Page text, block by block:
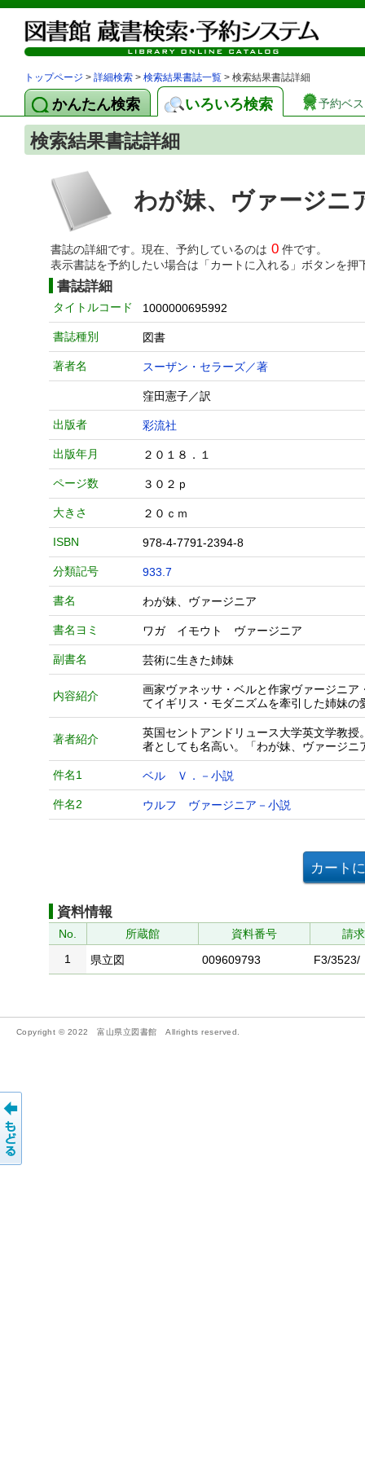
トップページ > 詳細検索 > 検索結果書誌一覧 > 検索結果書誌詳細
かんたん検索 いろいろ検索 予約ベ
検索結果書誌詳細
わが妹、ヴァージニ
書誌の詳細です。現在、予約しているのは 0 件です。
表示書誌を予約したい場合は「カートに入れる」ボタンを押
書誌詳細
タイトルコード 1000000695992
書誌種別 図書
著者名 スーザン・セラーズ／著
窪田憲子／訳
出版者 彩流社
出版年月 ２０１８．１
ページ数 ３０２ｐ
大きさ ２０ｃｍ
ISBN 978-4-7791-2394-8
分類記号 933.7
書名 わが妹、ヴァージニア
書名ヨミ ワガ イモウト ヴァージニア
副書名 芸術に生きた姉妹
内容紹介
画家ヴァネッサ・ベルと作家ヴァージニ
てイギリス・モダニズムを牽引した姉妹
著者紹介
英国セントアンドリュース大学英文学教
者としても名高い。「わが妹、ヴァージニ
件名1 ベル Ｖ．－小説
件名2 ウルフ ヴァージニア－小説
資料情報
No. 所蔵館 資料番号
請
1
県立図 009609793 F3/3523/
Copyright © 2022 富山県立図書館 Allrights reserved.